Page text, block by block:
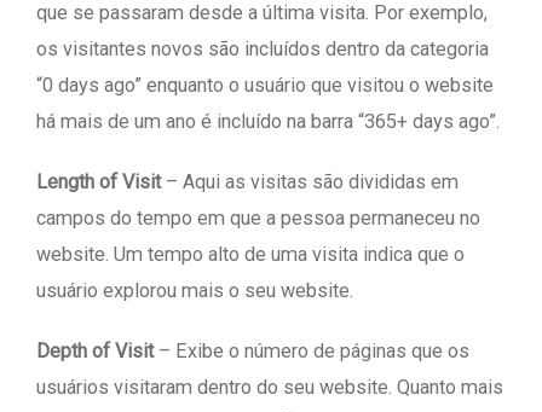
que se passaram desde a última visita. Por exemplo,
os visitantes novos são incluídos dentro da categoria
“0 days ago” enquanto o usuário que visitou o website
há mais de um ano é incluído na barra “365+ days ago”.
Length of Visit– Aqui as visitas são divididas em
campos do tempo em que a pessoa permaneceu no
website. Um tempo alto de uma visita indica que o
usuário explorou mais o seu website.
Depth of Visit– Exibe o número de páginas que os
usuários visitaram dentro do seu website. Quanto mais